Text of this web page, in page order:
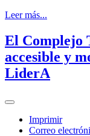
Leer más...
El Complejo
accesible y
LiderA
Imprimir
Correo